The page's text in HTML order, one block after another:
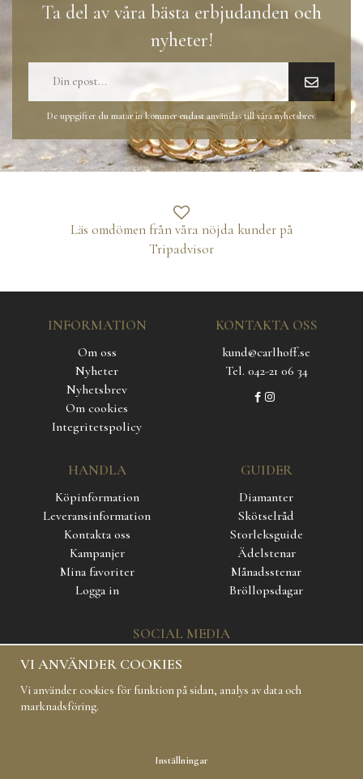
Ta del av våra bästa erbjudanden och
nyheter!
De uppgifter du matar in kommer endast användas till våra nyhetsbrev.
Läs omdömen från våra nöjda kunder på
Tripadvisor
INFORMATION
Om oss
Nyheter
Nyhetsbrev
Om cookies
Integritetspolicy
KONTAKTA OSS
kund@carlhoff.se
Tel. 042-21 06 34
HANDLA
Köpinformation
Leveransinformation
Kontakta oss
Kampanjer
Mina favoriter
Logga in
GUIDER
Diamanter
Skötselråd
Storleksguide
Ädelstenar
Månadsstenar
Bröllopsdagar
SOCIAL MEDIA
VI ANVÄNDER COOKIES
Vi använder cookies för funktion på sidan, analys av data och
marknadsföring.
Inställningar